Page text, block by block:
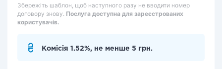
Збережіть шаблон, щоб наступного разу не вводити номер
договору знову. Послуга доступна для зареєстрованих
користувачів.
Комісія 1.52%, не менше 5 грн.